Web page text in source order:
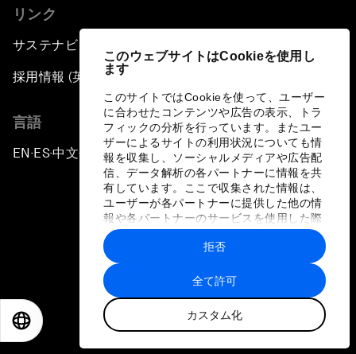
このウェブサイトはCookieを使用し
ます
このサイトではCookieを使って、ユーザー
に合わせたコンテンツや広告の表示、トラ
フィックの分析を行っています。またユー
ザーによるサイトの利用状況についても情
報を収集し、ソーシャルメディアや広告配
信、データ解析の各パートナーに情報を共
有しています。ここで収集された情報は、
ユーザーが各パートナーに提供した他の情
報や各パートナーのサービスを使用した際
に収集された情報と組み合わされ、各パー
トナーによって使用されることがありま
す。
全て許可
カスタム化
拒否
リンク
サステナビリティへの取り組み
採用情報 (英語のみ)
言語
EN ▪ ES▪中文▪ 日本語
プライバシーポリシーと利用規約
サイトマップ
©
世界経済フォーラム